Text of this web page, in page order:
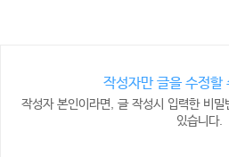
작성자만 글을 수정할
작성자 본인이라면, 글 작성시 입력한 비
있습니다.